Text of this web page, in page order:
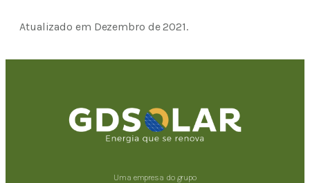
Atualizado em Dezembro de 2021.
Uma empresa do grupo